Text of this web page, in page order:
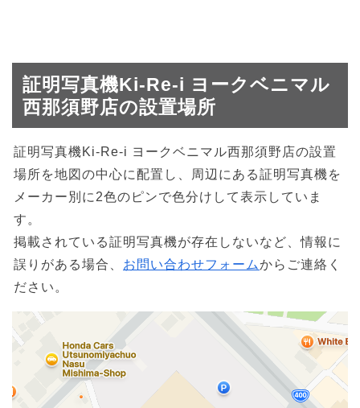
証明写真機Ki-Re-i ヨークベニマル
西那須野店の設置場所
証明写真機Ki-Re-i ヨークベニマル西那須野店の設置
場所を地図の中心に配置し、周辺にある証明写真機を
メーカー別に2色のピンで色分けして表示していま
す。
掲載されている証明写真機が存在しないなど、情報に
誤りがある場合、 お問い合わせフォームからご連絡く
ださい。